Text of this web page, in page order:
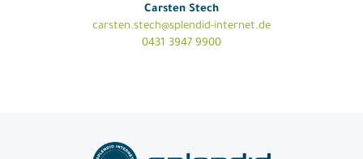
Carsten Stech
carsten.stech@splendid-internet.de
0431 3947 9900